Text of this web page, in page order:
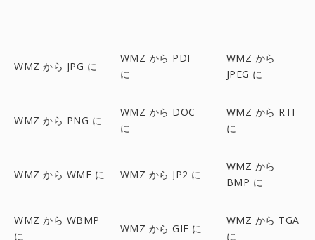
WMZ から JPG に
WMZ から PDF
に
WMZ から
JPEG に
WMZ から PNG に
WMZ から DOC
に
WMZ から RTF
に
WMZ から WMF に WMZ から JP2 に
WMZ から
BMP に
WMZ から WBMP
に
WMZ から GIF に
WMZ から TGA
に